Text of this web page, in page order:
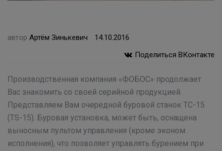
автор Артём Зинькевич
14.10.2016
Поделиться ВКонтакте
Производственная компания «ФОБОС» продолжает
Вас знакомить со своей серийной продукцией.
Представляем Вам очередной буровой станок ТС-15
(TS-15). Буровая установка, может быть, оснащена
выносным пультом управления (кроме эконом
исполнения), что позволяет управлять бурением при